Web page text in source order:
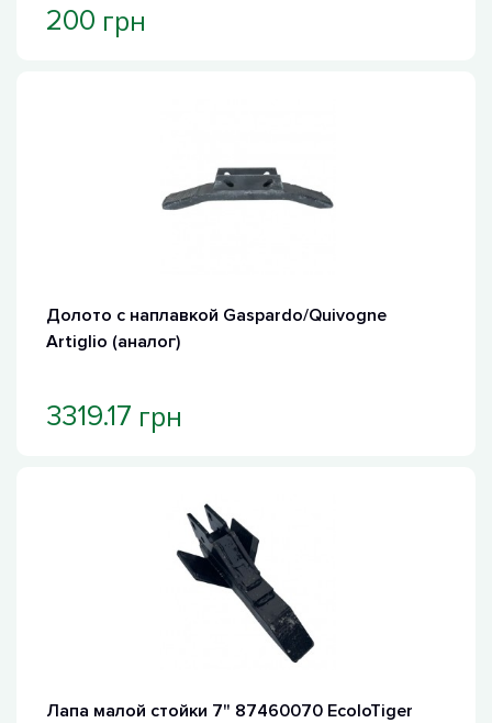
200 грн
Долото с наплавкой Gaspardo/Quivogne
Artiglio (аналог)
3319.17 грн
Лапа малой стойки 7" 87460070 EcoloTiger